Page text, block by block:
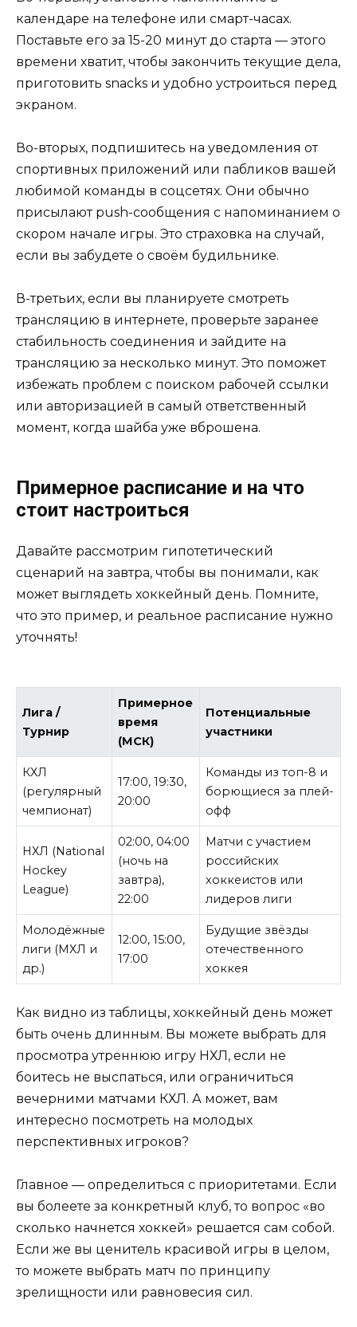
календаре на телефоне или смарт-часах.
Поставьте его за 15-20 минут до старта — этого
времени хватит, чтобы закончить текущие дела,
приготовить snacks и удобно устроиться перед
экраном.
Во-вторых, подпишитесь на уведомления от
спортивных приложений или пабликов вашей
любимой команды в соцсетях. Они обычно
присылают push-сообщения с напоминанием о
скором начале игры. Это страховка на случай,
если вы забудете о своём будильнике.
В-третьих, если вы планируете смотреть
трансляцию в интернете, проверьте заранее
стабильность соединения и зайдите на
трансляцию за несколько минут. Это поможет
избежать проблем с поиском рабочей ссылки
или авторизацией в самый ответственный
момент, когда шайба уже вброшена.
Примерное расписание и на что
стоит настроиться
Давайте рассмотрим гипотетический
сценарий на завтра, чтобы вы понимали, как
может выглядеть хоккейный день. Помните,
что это пример, и реальное расписание нужно
уточнять!
Лига /
Турнир
Примерное
время
(МСК)
Потенциальные
участники
КХЛ
(регулярный
чемпионат)
17:00, 19:30,
20:00
Команды из топ-8 и
борющиеся за плей-
офф
НХЛ (National
Hockey
League)
02:00, 04:00
(ночь на
завтра),
22:00
Матчи с участием
российских
хоккеистов или
лидеров лиги
Молодёжные
лиги (МХЛ и
др.)
12:00, 15:00,
17:00
Будущие звёзды
отечественного
хоккея
Как видно из таблицы, хоккейный день может
быть очень длинным. Вы можете выбрать для
просмотра утреннюю игру НХЛ, если не
боитесь не выспаться, или ограничиться
вечерними матчами КХЛ. А может, вам
интересно посмотреть на молодых
перспективных игроков?
Главное — определиться с приоритетами. Если
вы болеете за конкретный клуб, то вопрос «во
сколько начнется хоккей» решается сам собой.
Если же вы ценитель красивой игры в целом,
то можете выбрать матч по принципу
зрелищности или равновесия сил.